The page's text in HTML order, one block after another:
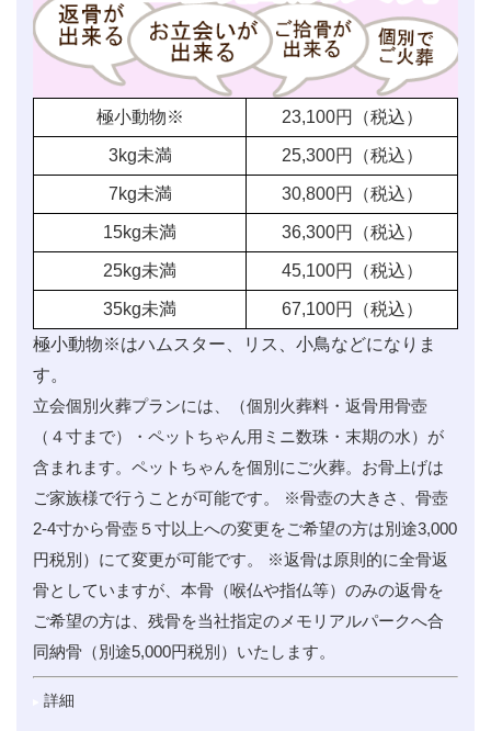
極小動物※ 23,100円（税込）
3kg未満 25,300円（税込）
7kg未満 30,800円（税込）
15kg未満 36,300円（税込）
25kg未満 45,100円（税込）
35kg未満 67,100円（税込）
極小動物※はハムスター、リス、小鳥などになりま
す。
立会個別火葬プランには、（個別火葬料・返骨用骨壺
（４寸まで）・ペットちゃん用ミニ数珠・末期の水）が
含まれます。ペットちゃんを個別にご火葬。お骨上げは
ご家族様で行うことが可能です。 ※骨壺の大きさ、骨壺
2-4寸から骨壺５寸以上への変更をご希望の方は別途3,000
円税別）にて変更が可能です。 ※返骨は原則的に全骨返
骨としていますが、本骨（喉仏や指仏等）のみの返骨を
ご希望の方は、残骨を当社指定のメモリアルパークへ合
同納骨（別途5,000円税別）いたします。
詳細